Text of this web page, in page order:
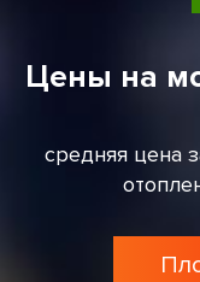
Цены на
средняя цена